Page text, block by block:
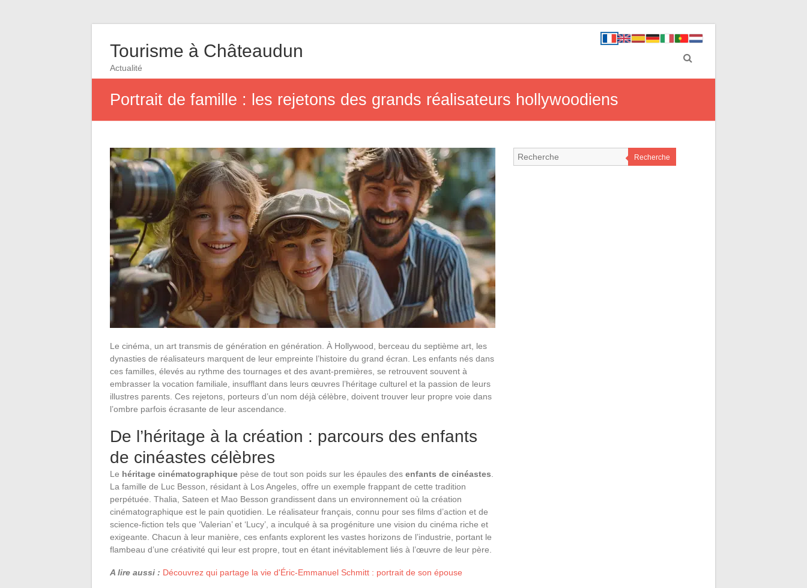
Tourisme à Châteaudun
Actualité
Portrait de famille : les rejetons des grands réalisateurs hollywoodiens
Le cinéma, un art transmis de génération en génération. À Hollywood, berceau du septième art, les
dynasties de réalisateurs marquent de leur empreinte l’histoire du grand écran. Les enfants nés dans
ces familles, élevés au rythme des tournages et des avant-premières, se retrouvent souvent à
embrasser la vocation familiale, insufflant dans leurs œuvres l’héritage culturel et la passion de leurs
illustres parents. Ces rejetons, porteurs d’un nom déjà célèbre, doivent trouver leur propre voie dans
l’ombre parfois écrasante de leur ascendance.
De l’héritage à la création : parcours des enfants
de cinéastes célèbres
Le héritage cinématographique pèse de tout son poids sur les épaules des enfants de cinéastes
La famille de Luc Besson, résidant à Los Angeles, offre un exemple frappant de cette tradition
perpétuée. Thalia, Sateen et Mao Besson grandissent dans un environnement où la création
cinématographique est le pain quotidien. Le réalisateur français, connu pour ses films d’action et de
science-fiction tels que ‘Valerian’ et ‘Lucy’, a inculqué à sa progéniture une vision du cinéma riche et
exigeante. Chacun à leur manière, ces enfants explorent les vastes horizons de l’industrie, portant le
flambeau d’une créativité qui leur est propre, tout en étant inévitablement liés à l’œuvre de leur père.
A lire aussi : Découvrez qui partage la vie d'Éric-Emmanuel Schmitt : portrait de son épouse
Recherche